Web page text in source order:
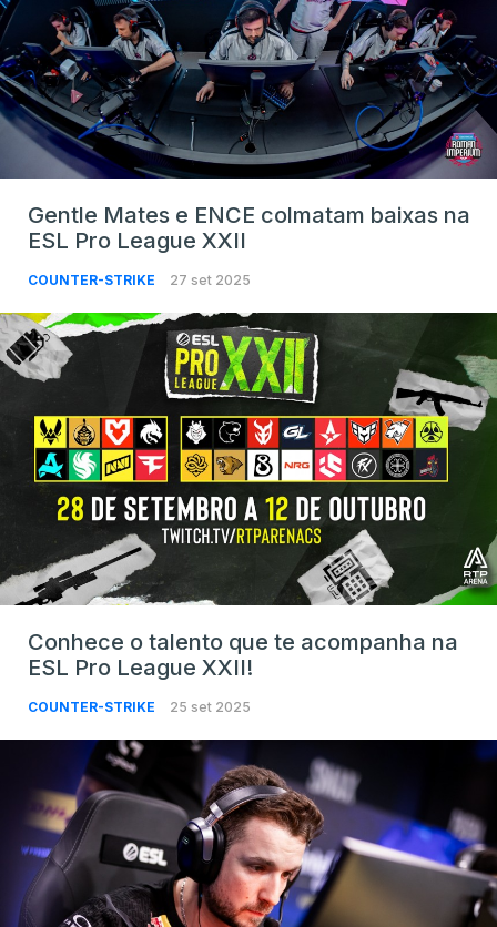
Gentle Mates e ENCE colmatam baixas na
ESL Pro League XXII
COUNTER-STRIKE 27 set 2025
Conhece o talento que te acompanha na
ESL Pro League XXII!
COUNTER-STRIKE 25 set 2025